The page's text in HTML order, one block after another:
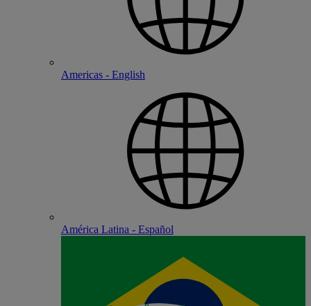
Americas - English
América Latina - Español